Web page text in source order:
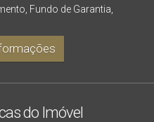
Fundo de Garantia,
do Imóvel